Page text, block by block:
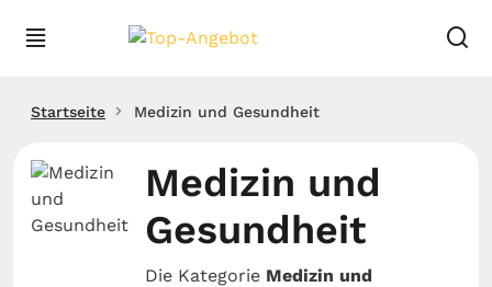
Startseite Medizin und Gesundheit
Medizin und
Gesundheit
Die Kategorie Medizin und